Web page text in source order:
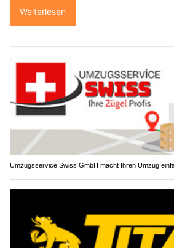
Weiterlesen
Umzugsservice Swiss GmbH macht Ihren Umzug